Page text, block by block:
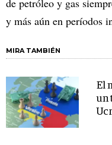
de petróleo y gas
y más aún en períodos
MIRA TAMBIÉN
El
un